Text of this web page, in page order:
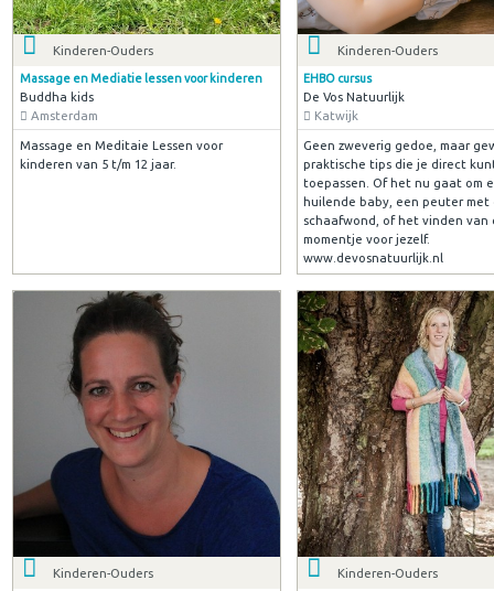
Kinderen-Ouders
Massage en Mediatie lessen voor kinderen
Buddha kids
Amsterdam
Massage en Meditaie Lessen voor
kinderen van 5 t/m 12 jaar.
Kinderen-Ouders
EHBO cursus
De Vos Natuurlijk
Katwijk
Geen zweverig gedoe, maar
praktische tips die je direct
toepassen. Of het nu gaat om
huilende baby, een peuter met
schaafwond, of het vinden van
momentje voor jezelf.
www.devosnatuurlijk.nl
Kinderen-Ouders Kinderen-Ouders